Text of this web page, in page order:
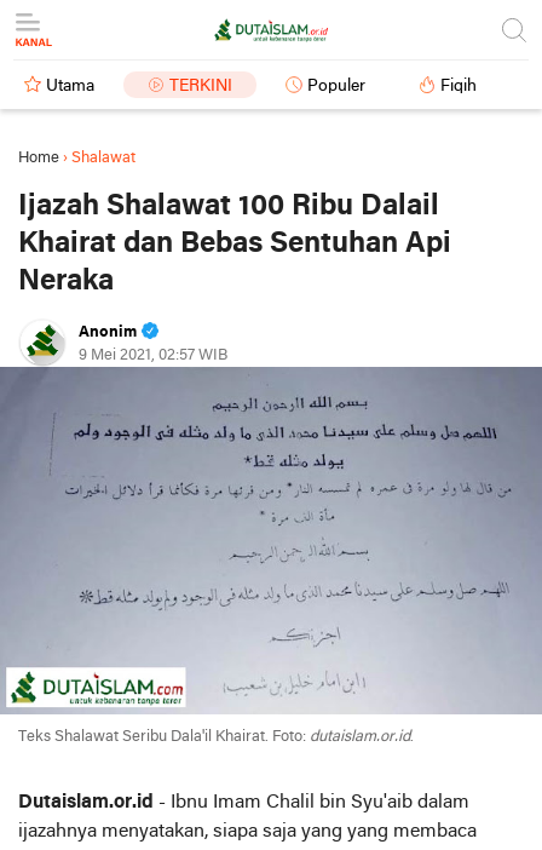
Utama TERKINI Populer Fiqih
Home › Shalawat
Ijazah Shalawat 100 Ribu Dalail
Khairat dan Bebas Sentuhan Api
Neraka
Anonim
9 Mei 2021, 02:57 WIB
Teks Shalawat Seribu Dala'il Khairat. Foto: dutaislam.or.id.
Dutaislam.or.id - Ibnu Imam Chalil bin Syu'aib dalam
ijazahnya menyatakan, siapa saja yang yang membaca